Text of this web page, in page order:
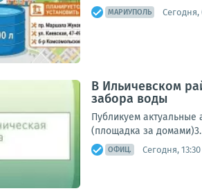
МАРИУПОЛЬ Сегодня,
В Ильичевском
забора воды
Публикуем актуальные
(площадка за домами)3.
ОФИЦ. Сегодня, 13:30